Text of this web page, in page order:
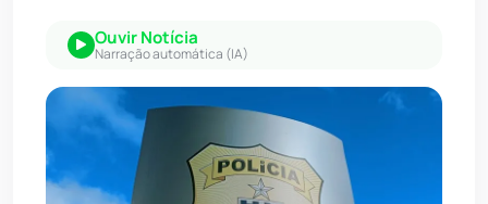
Ouvir Notícia
Narração automática (IA)